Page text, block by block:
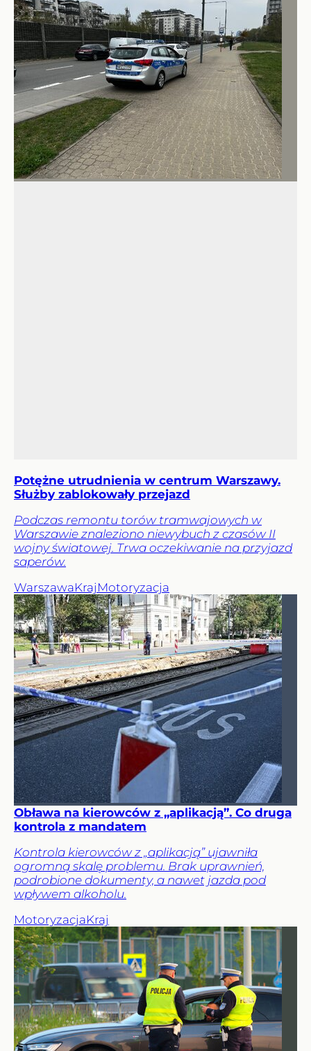
Potężne utrudnienia w centrum Warszawy.
Służby zablokowały przejazd
Podczas remontu torów tramwajowych w
Warszawie znaleziono niewybuch z czasów II
wojny światowej. Trwa oczekiwanie na przyjazd
saperów.
WarszawaKraj Motoryzacja
Obława na kierowców z „aplikacją”. Co druga
kontrola z mandatem
Kontrola kierowców z „aplikacją” ujawniła
ogromną skalę problemu. Brak uprawnień,
podrobione dokumenty, a nawet jazda pod
wpływem alkoholu.
MotoryzacjaKraj